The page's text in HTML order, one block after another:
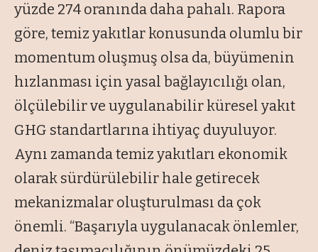
yüzde 274 oranında daha pahalı. Rapora
göre, temiz yakıtlar konusunda olumlu bir
momentum oluşmuş olsa da, büyümenin
hızlanması için yasal bağlayıcılığı olan,
ölçülebilir ve uygulanabilir küresel yakıt
GHG standartlarına ihtiyaç duyuluyor.
Aynı zamanda temiz yakıtları ekonomik
olarak sürdürülebilir hale getirecek
mekanizmalar oluşturulması da çok
önemli. “Başarıyla uygulanacak önlemler,